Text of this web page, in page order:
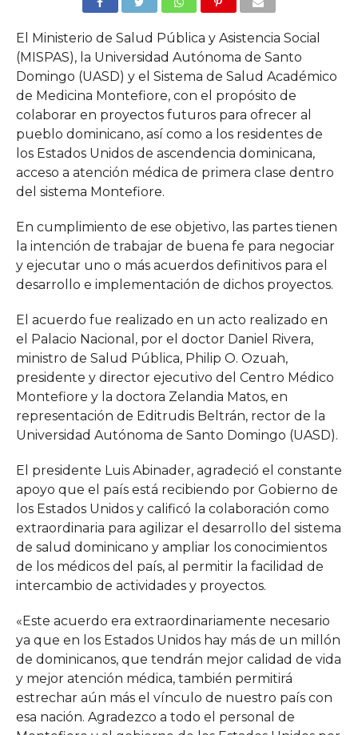
El Ministerio de Salud Pública y Asistencia Social
(MISPAS), la Universidad Autónoma de Santo
Domingo (UASD) y el Sistema de Salud Académico
de Medicina Montefiore, con el propósito de
colaborar en proyectos futuros para ofrecer al
pueblo dominicano, así como a los residentes de
los Estados Unidos de ascendencia dominicana,
acceso a atención médica de primera clase dentro
del sistema Montefiore.
En cumplimiento de ese objetivo, las partes tienen
la intención de trabajar de buena fe para negociar
y ejecutar uno o más acuerdos definitivos para el
desarrollo e implementación de dichos proyectos.
El acuerdo fue realizado en un acto realizado en
el Palacio Nacional, por el doctor Daniel Rivera,
ministro de Salud Pública, Philip O. Ozuah,
presidente y director ejecutivo del Centro Médico
Montefiore y la doctora Zelandia Matos, en
representación de Editrudis Beltrán, rector de la
Universidad Autónoma de Santo Domingo (UASD).
El presidente Luis Abinader, agradeció el constante
apoyo que el país está recibiendo por Gobierno de
los Estados Unidos y calificó la colaboración como
extraordinaria para agilizar el desarrollo del sistema
de salud dominicano y ampliar los conocimientos
de los médicos del país, al permitir la facilidad de
intercambio de actividades y proyectos.
«Este acuerdo era extraordinariamente necesario
ya que en los Estados Unidos hay más de un millón
de dominicanos, que tendrán mejor calidad de vida
y mejor atención médica, también permitirá
estrechar aún más el vínculo de nuestro país con
esa nación. Agradezco a todo el personal de